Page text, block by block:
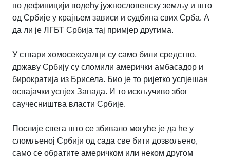
по дефиницији водећу јужнословенску земљу и што
од Србије у крајњем зависи и судбина свих Срба. А
да ли је ЛГБТ Србија тај примјер другима.
У ствари хомосексуалци су само били средство,
државу Србију су сломили амерички амбасадор и
бирократија из Брисела. Био је то ријетко успјешан
освајачки успјех Запада. И то искључиво због
саучесништва власти Србије.
Послије свега што се збивало могуће је да ће у
сломљеној Србији од сада све бити дозвољено,
само се обратите америчком или неком другом